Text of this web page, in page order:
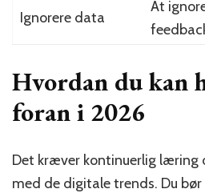
Ignorere data
At
Hvordan du kan
foran i 2026
Det kræver kontinuerlig læring
med de digitale trends. Du